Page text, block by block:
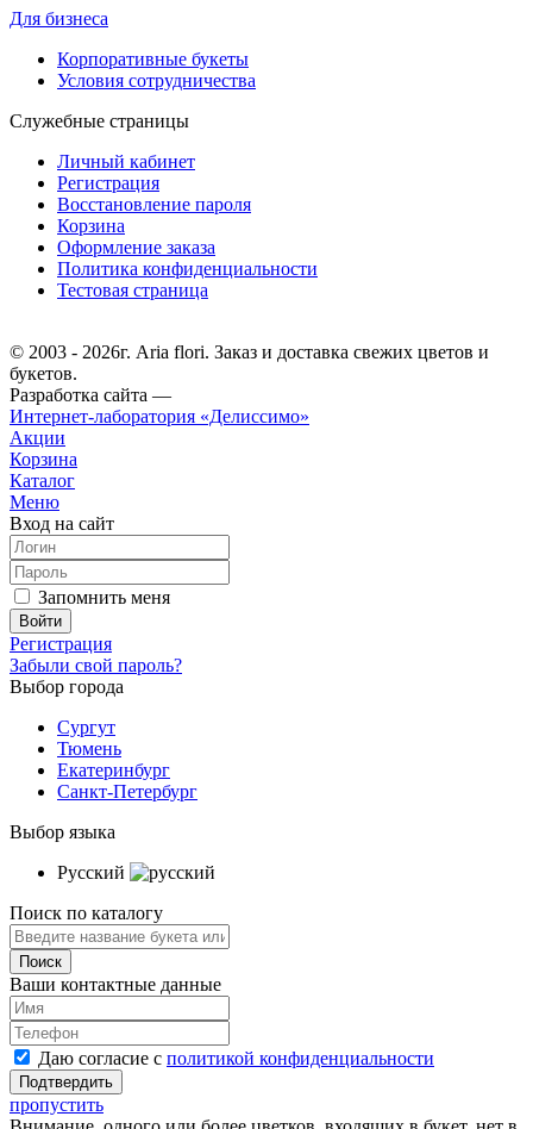
Для бизнеса
Корпоративные букеты
Условия сотрудничества
Служебные страницы
Личный кабинет
Регистрация
Восстановление пароля
Корзина
Оформление заказа
Политика конфиденциальности
Тестовая страница
© 2003 - 2026г. Aria flori. Заказ и доставка свежих цветов и
букетов.
Разработка сайта —
Интернет-лаборатория «Делиссимо»
Акции
Корзина
Каталог
Меню
Вход на сайт
Запомнить меня
Регистрация
Забыли свой пароль?
Выбор города
Сургут
Тюмень
Екатеринбург
Санкт-Петербург
Выбор языка
Русский
Поиск по каталогу
Ваши контактные данные
Даю согласие с политикой конфиденциальности
пропустить